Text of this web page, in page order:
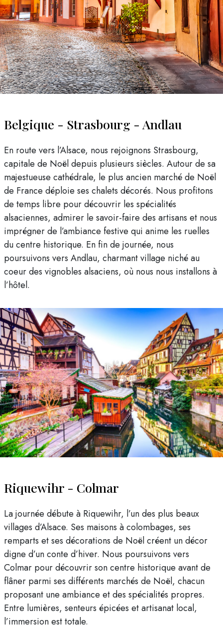
Belgique - Strasbourg - Andlau
En route vers l’Alsace, nous rejoignons Strasbourg,
capitale de Noël depuis plusieurs siècles. Autour de sa
majestueuse cathédrale, le plus ancien marché de Noël
de France déploie ses chalets décorés. Nous profitons
de temps libre pour découvrir les spécialités
alsaciennes, admirer le savoir-faire des artisans et nous
imprégner de l’ambiance festive qui anime les ruelles
du centre historique. En fin de journée, nous
poursuivons vers Andlau, charmant village niché au
coeur des vignobles alsaciens, où nous nous installons à
l’hôtel.
Riquewihr - Colmar
La journée débute à Riquewihr, l’un des plus beaux
villages d’Alsace. Ses maisons à colombages, ses
remparts et ses décorations de Noël créent un décor
digne d’un conte d’hiver. Nous poursuivons vers
Colmar pour découvrir son centre historique avant de
flâner parmi ses différents marchés de Noël, chacun
proposant une ambiance et des spécialités propres.
Entre lumières, senteurs épicées et artisanat local,
l’immersion est totale.